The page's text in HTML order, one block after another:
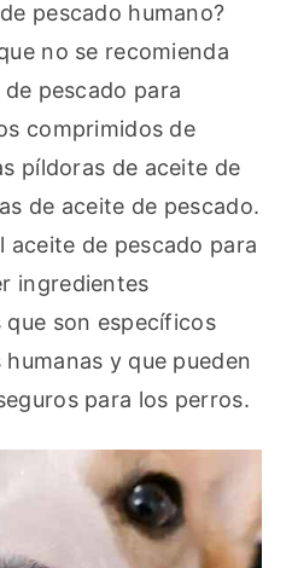
pescado humano?
no se recomienda
pescado para
comprimidos de
píldoras de aceite de
de aceite de pescado.
aceite de pescado para
ingredientes
que son específicos
y que pueden
para los perros.